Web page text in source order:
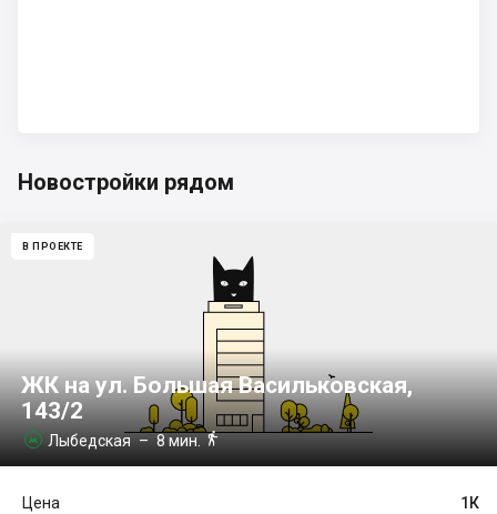
Новостройки рядом
В ПРОЕКТЕ
ЖК на ул. Большая Васильковская,
143/2
 Лыбедская – 8 мин. 
1К
Цена